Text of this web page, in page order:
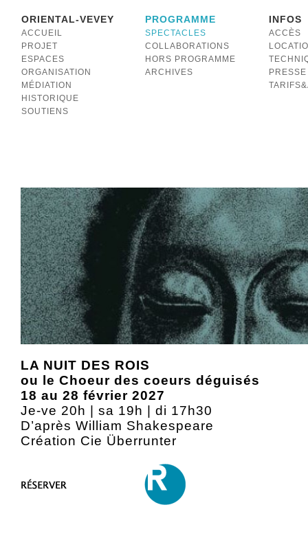
ORIENTAL-VEVEY
ACCUEIL
PROJET
ESPACES
ORGANISATION
MÉDIATION
HISTORIQUE
SOUTIENS
PROGRAMME
SPECTACLES
COLLABORATIONS
HORS PROGRAMME
ARCHIVES
INFOS
ACCÈS
PRESSE
LA NUIT DES ROIS
ou le Choeur des coeurs déguisés
18 au 28 février 2027
Je-ve 20h | sa 19h | di 17h30
D’après William Shakespeare
Création Cie Überrunter